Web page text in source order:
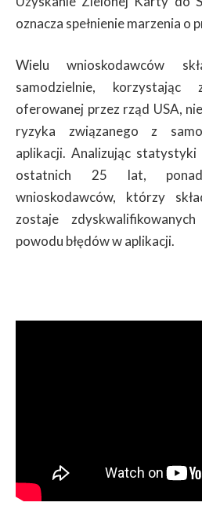
oznacza spełnienie marzenia o
Wielu wnioskodawców
samodzielnie, korzystając
oferowanej przez rząd USA,
ryzyka związanego z
aplikacji. Analizując statystyki
ostatnich 25 lat,
wnioskodawców, którzy
zostaje
powodu błędów w aplikacji.